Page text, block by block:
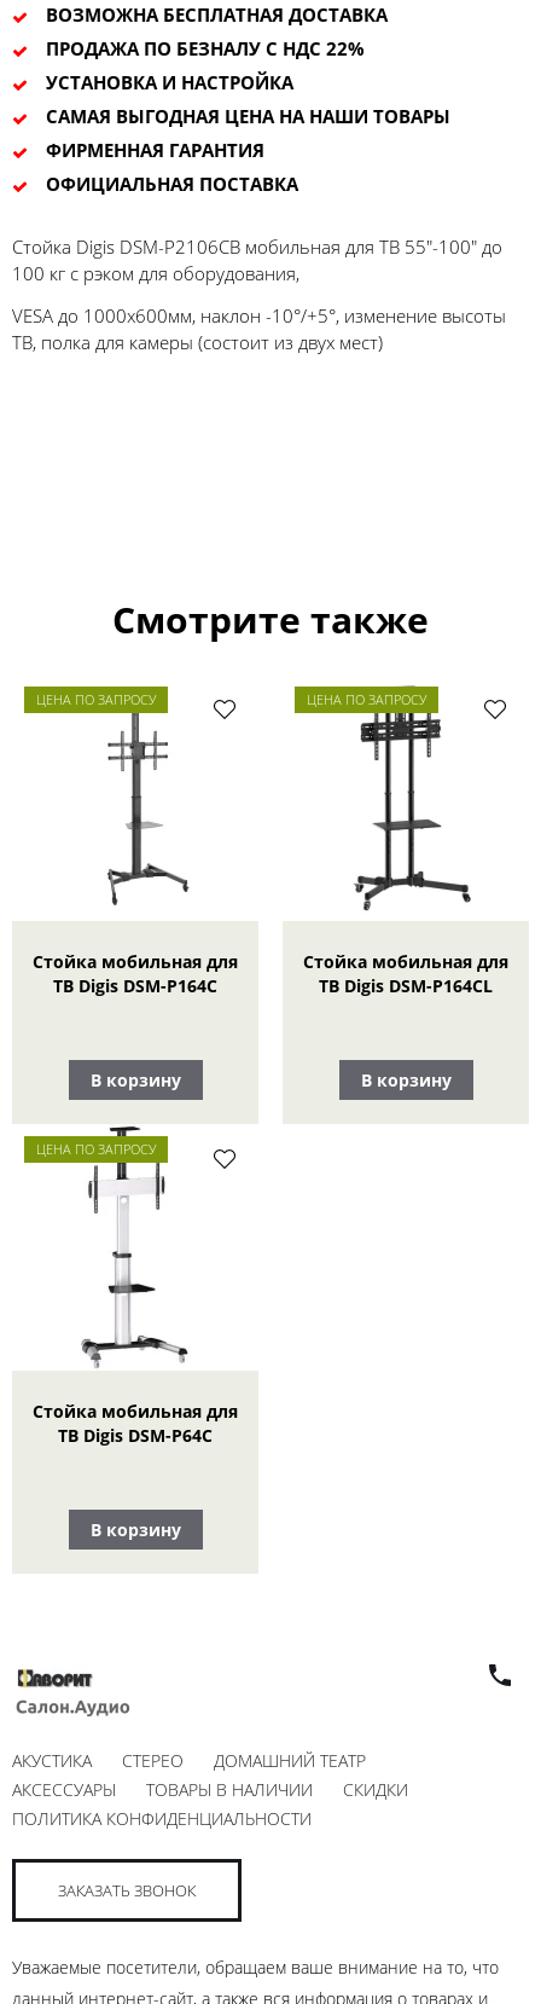
ВОЗМОЖНА БЕСПЛАТНАЯ ДОСТАВКА
ПРОДАЖА ПО БЕЗНАЛУ С НДС 22%
УСТАНОВКА И НАСТРОЙКА
САМАЯ ВЫГОДНАЯ ЦЕНА НА НАШИ ТОВАРЫ
ФИРМЕННАЯ ГАРАНТИЯ
ОФИЦИАЛЬНАЯ ПОСТАВКА
Стойка Digis DSM-P2106CB мобильная для ТВ 55"-100" до
100 кг с рэком для оборудования,
VESA до 1000x600мм, наклон -10°/+5°, изменение высоты
ТВ, полка для камеры (состоит из двух мест)
Смотрите также
ЦЕНА ПО ЗАПРОСУ
Стойка мобильная для
ТВ Digis DSM-P164C
В корзину
ЦЕНА ПО ЗАПРОСУ
Стойка мобильная для
ТВ Digis DSM-P164CL
В корзину
ЦЕНА ПО ЗАПРОСУ
Стойка мобильная для
ТВ Digis DSM-P64C
В корзину
АКУСТИКА СТЕРЕО
ДОМАШНИЙ ТЕАТР
АКСЕССУАРЫ
ТОВАРЫ В НАЛИЧИИ
СКИДКИ
ПОЛИТИКА КОНФИДЕНЦИАЛЬНОСТИ
ЗАКАЗАТЬ ЗВОНОК
Уважаемые посетители, обращаем ваше внимание на то, что
данный интернет-сайт, а также вся информация о товарах и